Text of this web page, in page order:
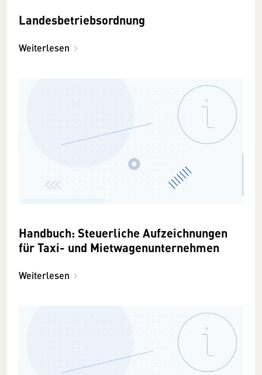
Landesbetriebsordnung
Weiterlesen
Handbuch: Steuerliche Aufzeichnungen
für Taxi- und Mietwagenunternehmen
Weiterlesen